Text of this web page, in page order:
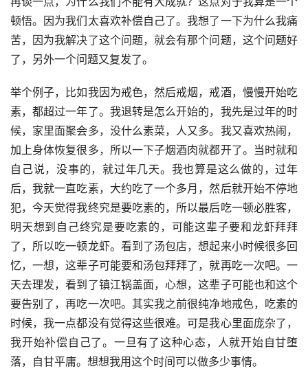
顿悟。因为我们太喜欢补偿自己了。我想了一下为什么我痛
苦，因为我解决了这个问题，就会有那个问题，这个问题好
了，另外一个问题又复发了。
举个例子，比如我因为戒色，然后戒烟，戒酒，慢慢开始吃
素，都超过一年了。我退转是怎么开始的，我先是过年的时
候，家里面聚会多，没什么素菜，人又多。我又喜欢热闹，
加上身体恢复很多，所以一下子烟酒肉就都开了。当时就和
自己说，没事的，就过年几天。我也算是这么做的，过年
后，我就一直吃素，大约吃了一个多月，然后就开始不停地
犯，今天觉得我终究是要吃素的，所以最后吃一顿必胜客，
明天想到自己终究是要吃素的，可能这辈子要和龙虾拜拜
了，所以吃一顿龙虾。看到了汤包店，想起来小时候很多回
忆，一想，这辈子可能要和汤包拜拜了，就再吃一次吧。一
天去理发，看到了镇江锅盖面，心想，这辈子可能也和这个
要告别了，再吃一次吧。其实我之前很纯净地戒色，吃素的
时候，我一点都没有觉得这些很难。可是我心里面庞杂了，
我开始补偿自己了。一旦有了这种心态，人就开始自甘堕
落，自甘平庸。想想我用这个时间可以做多少事情。